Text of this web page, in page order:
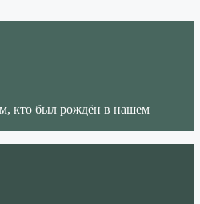
кто был рождён в нашем